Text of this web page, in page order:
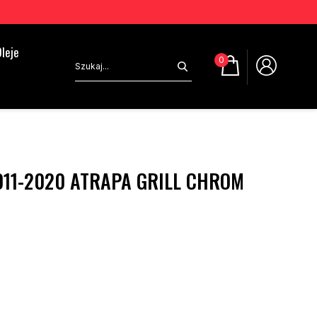
0
2020 ATRAPA GRILL CHROM